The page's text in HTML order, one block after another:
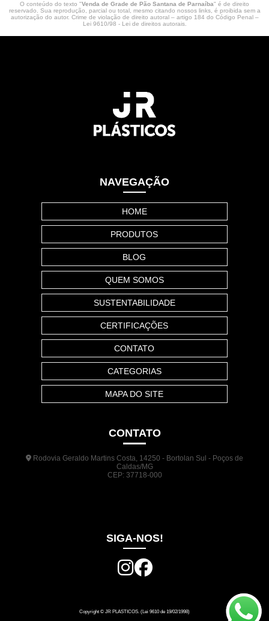
O conteúdo do texto "Venda de Grade de Pão Santana de Parnaíba" é de direito
reservado. Sua reprodução, parcial ou total, mesmo citando nossos links, é proibida sem a
autorização do autor. Crime de violação de direito autoral – artigo 184 do Código Penal –
Lei 9610/98 - Lei de direitos autorais.
NAVEGAÇÃO
HOME
PRODUTOS
BLOG
QUEM SOMOS
SUSTENTABILIDADE
CERTIFICAÇÕES
CONTATO
CATEGORIAS
MAPA DO SITE
CONTATO
Rodovia Geraldo Martins Costa, 14250 - Bortolan Sul - Poços de
Caldas/MG
CEP: 37718-000
SIGA-NOS!
Copyright © JR PLASTICOS. (Lei 9610 de 19/02/1998)